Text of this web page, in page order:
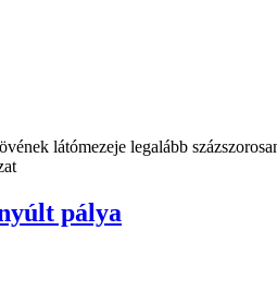
látómezeje legalább
pálya